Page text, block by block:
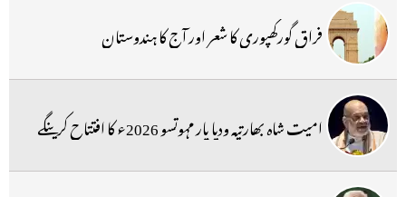
فراق گورکھپوری کا شعر اور آج کا ہندوستان
امیت شاہ بھارتیہ ودیا پار مہوتسو 2026ء کا افتتاح کرینگے